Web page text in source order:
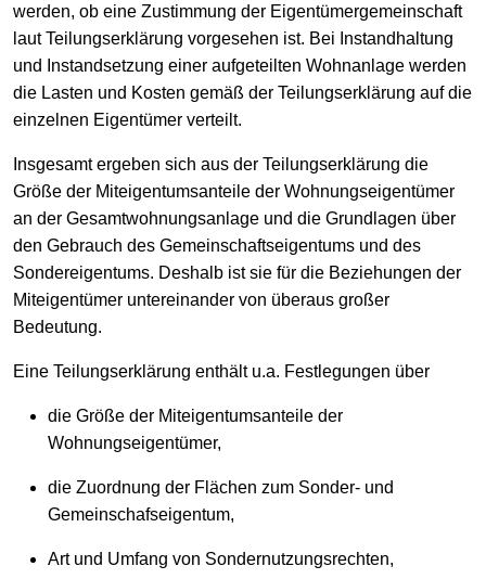
werden, ob eine Zustimmung der Eigentümergemeinschaft
laut Teilungserklärung vorgesehen ist. Bei Instandhaltung
und Instandsetzung einer aufgeteilten Wohnanlage werden
die Lasten und Kosten gemäß der Teilungserklärung auf die
einzelnen Eigentümer verteilt.
Insgesamt ergeben sich aus der Teilungserklärung die
Größe der Miteigentumsanteile der Wohnungseigentümer
an der Gesamtwohnungsanlage und die Grundlagen über
den Gebrauch des Gemeinschaftseigentums und des
Sondereigentums. Deshalb ist sie für die Beziehungen der
Miteigentümer untereinander von überaus großer
Bedeutung.
Eine Teilungserklärung enthält u.a. Festlegungen über
die Größe der Miteigentumsanteile der
Wohnungseigentümer,
die Zuordnung der Flächen zum Sonder- und
Gemeinschafseigentum,
Art und Umfang von Sondernutzungsrechten,